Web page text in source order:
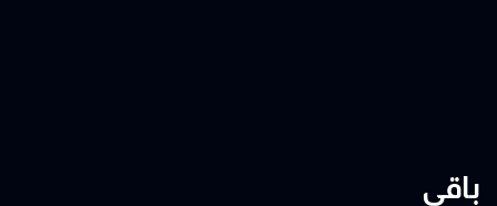
باقي